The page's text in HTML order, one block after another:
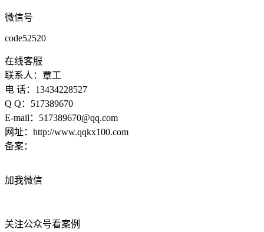
微信号
code52520
在线客服
联系人：覃工
电 话：13434228527
Q Q：517389670
E-mail：517389670@qq.com
网址：http://www.qqkx100.com
备案：
加我微信
关注公众号看案例